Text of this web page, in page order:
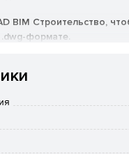
BIM Строительство,
формате.
вместо
такие как стена,
и многие другие